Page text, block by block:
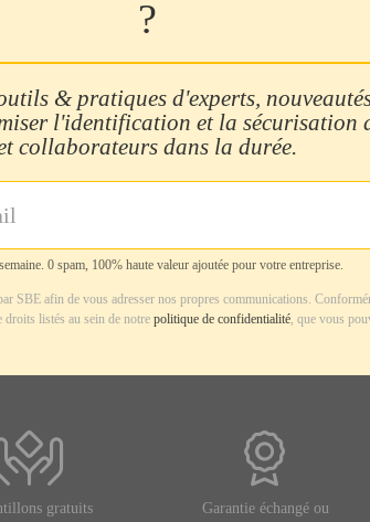
?
& pratiques d'experts,
l'identification et la sécurisation
collaborateurs dans la durée.
0 spam, 100% haute valeur ajoutée pour votre entreprise.
SBE afin de vous adresser nos propres communications.
listés au sein de notre politique de confidentialité, que vous
gratuits
Garantie échangé ou